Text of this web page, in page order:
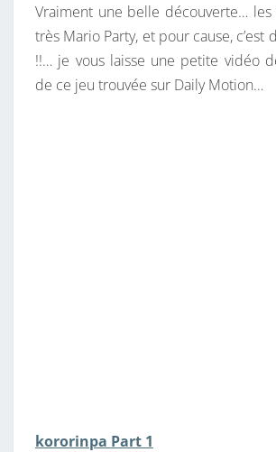
Vraiment une belle découverte…
très Mario Party, et pour cause, c’est
!!… je vous laisse une petite vidéo
de ce jeu trouvée sur Daily Motion…
kororinpa Part 1